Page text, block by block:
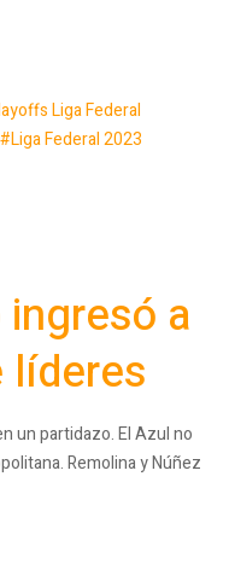
Liga Federal
Liga Federal 2023
ingresó a
líderes
un partidazo. El Azul no
Remolina y Núñez